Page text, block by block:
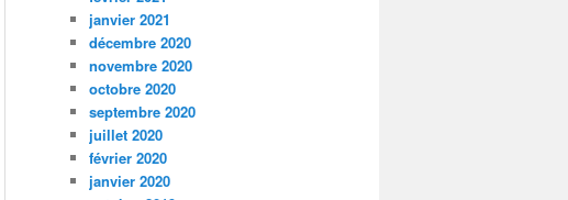
janvier 2021
décembre 2020
novembre 2020
octobre 2020
septembre 2020
juillet 2020
février 2020
janvier 2020